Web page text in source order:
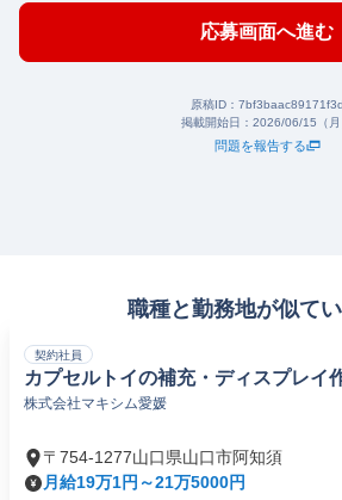
応募画面へ進む
原稿ID： 7bf3baac89171f3d
掲載開始日： 2026/06/15（月
問題を報告する
職種と勤務地が似て
契約社員
カプセルトイの補充・ディスプレイ
株式会社マキシム愛媛
〒754-1277山口県山口市阿知須
月給19万1円～21万5000円